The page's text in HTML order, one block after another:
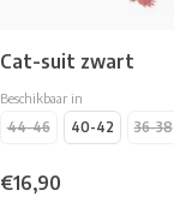
Cat-suit zwart
Beschikbaar in
44-46
40-42 36-38
€16,90